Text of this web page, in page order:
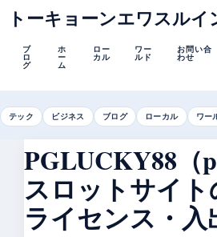
トーキョーンエワスルイ
ブ
ロ
グ
ホ
ー
ム
ロー
カル
ワー
ルド
お問い合
わせ
テック ビジネス ブログ ローカル ワー
PGLUCKY88（
スロットサイ
ライセンス・